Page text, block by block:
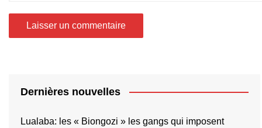
Dernières nouvelles
Lualaba: les « Biongozi » les gangs qui imposent